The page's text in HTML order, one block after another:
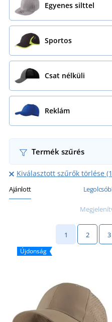
Egyenes silttel
Sportos
Csat nélküli
Reklám
Termék szűrés
Kiválasztott szűrők törlése
Ajánlott
1 2 3
Újdonság